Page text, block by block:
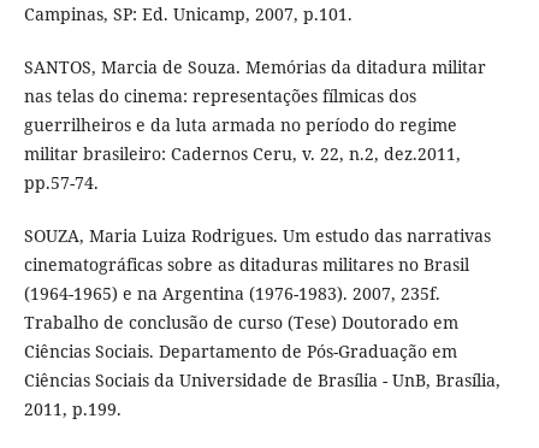
Campinas, SP: Ed. Unicamp, 2007, p.101.
SANTOS, Marcia de Souza. Memórias da ditadura militar
nas telas do cinema: representações fílmicas dos
guerrilheiros e da luta armada no período do regime
militar brasileiro: Cadernos Ceru, v. 22, n.2, dez.2011,
pp.57-74.
SOUZA, Maria Luiza Rodrigues. Um estudo das narrativas
cinematográficas sobre as ditaduras militares no Brasil
(1964-1965) e na Argentina (1976-1983). 2007, 235f.
Trabalho de conclusão de curso (Tese) Doutorado em
Ciências Sociais. Departamento de Pós-Graduação em
Ciências Sociais da Universidade de Brasília - UnB, Brasília,
2011, p.199.